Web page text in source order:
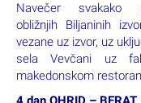
Navečer svakako
obližnjih Biljaninih
vezane uz izvor, uz
sela Vevčani uz
makedonskom